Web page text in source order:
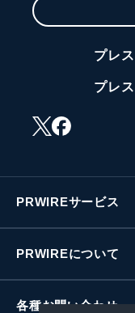
プレ
プレ
PRWIREサービス
PRWIREについて
各種お問い合わせ